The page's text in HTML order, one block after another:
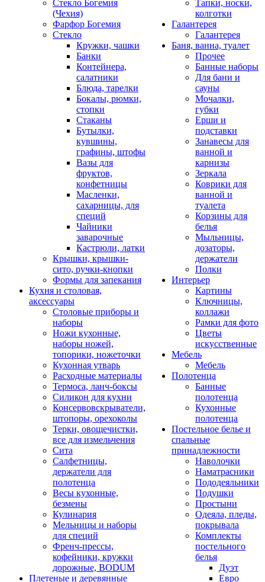
Стекло Богемия
(Чехия)
Фарфор Богемия
Стекло
Кружки, чашки
Банки
Контейнера,
салатники
Блюда, тарелки
Бокалы, рюмки,
стопки
Стаканы
Бутылки,
кувшины,
графины, штофы
Вазы для
фруктов,
конфетницы
Масленки,
сахарницы, для
специй
Чайники
заварочные
Кастрюли, латки
Крышки, крышки-
сито, ручки-кнопки
Формы для запекания
Кухня и столовая,
аксессуары
Столовые приборы и
наборы
Ножи кухонные,
наборы ножей,
топорики, ножеточки
Кухонная утварь
Расходные материалы
Термоса, ланч-боксы
Силикон для кухни
Консервовскрыватели,
штопоры, орехоколы
Терки, овощечистки,
все для измельчения
Сита
Салфетницы,
держатели для
полотенца
Весы кухонные,
безмены
Кулинария
Мельницы и наборы
для специй
Френч-прессы,
кофейники, кружки
дорожные, BODUM
Плетеные и деревянные
Тапки, носки,
колготки
Галантерея
Галантерея
Баня, ванна, туалет
Прочее
Банные наборы
Для бани и
сауны
Мочалки,
губки
Ерши и
подставки
Занавесы для
ванной и
карнизы
Зеркала
Коврики для
ванной и
туалета
Корзины для
белья
Мыльницы,
дозаторы,
держатели
Полки
Интерьер
Картины
Ключницы,
коллажи
Рамки для фото
Цветы
искусственные
Мебель
Мебель
Полотенца
Банные
полотенца
Кухонные
полотенца
Постельное белье и
спальные
принадлежности
Наволочки
Наматрасники
Пододеяльники
Подушки
Простыни
Одеяла, пледы,
покрывала
Комплекты
постельного
белья
Дуэт
Евро